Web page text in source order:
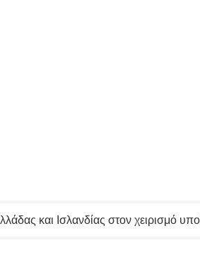
και Ισλανδίας στον χειρισμό